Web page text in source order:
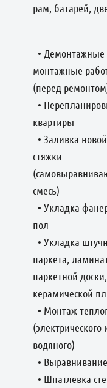
рам, батарей,
• Демонтажные
монтажные
(перед
•
квартиры
• Заливка новой
стяжки
смесь)
• Укладка
пол
• Укладка
паркета,
паркетной
керамической
• Монтаж
(электрического
водяного)
•
• Шпатлевка